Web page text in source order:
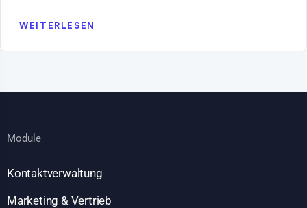
WEITERLESEN
Module
Kontaktverwaltung
Marketing & Vertrieb